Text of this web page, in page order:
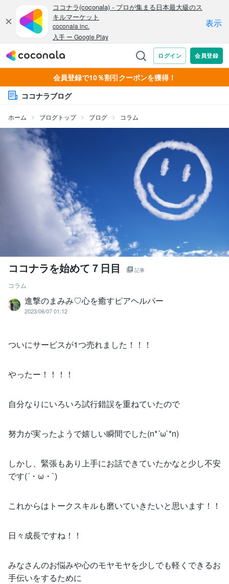
会員登録で10％割引クーポンを獲得！
ココナラブログ
ホーム ブログトップ ブログ コラム
ココナラを始めて７日目 記事
コラム
進撃のまみみ♡心を癒すピアヘルパー
2023/06/07 01:12
ついにサービスが1つ売れました！！！
やったー！！！！
自分なりにいろいろ試行錯誤を重ねていたので
努力が実ったようで嬉しい瞬間でした(n*´ω`*n)
しかし、緊張もあり上手にお話できていたかなと少し不安
です(´・ω・`)
これからはトークスキルも磨いていきたいと思います！！
日々成長ですね！！
みなさんのお悩みや心のモヤモヤを少しでも軽くできるお
手伝いをするために